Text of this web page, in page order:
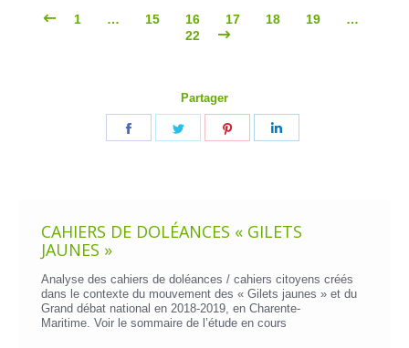
1 … 15 16 17 18 19
…
22
Partager
Partager Partager Partager
CAHIERS DE DOLÉANCES « GILETS
JAUNES »
Analyse des cahiers de doléances / cahiers citoyens créés
dans le contexte du mouvement des « Gilets jaunes » et du
Grand débat national en 2018-2019, en Charente-
Maritime. Voir le sommaire de l’étude en cours